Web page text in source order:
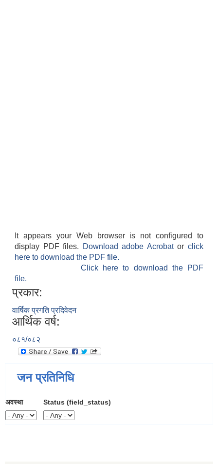
It appears your Web browser is not configured to
display PDF files.
Download adobe Acrobatorclick
here to download the PDF file.
Click here to download the PDF
file.
प्रकार:
वार्षिक प्रगति प्रदिवेदन
आर्थिक वर्ष:
०८१/०८२
जन प्रतिनिधि
अवस्था Status (field_status)